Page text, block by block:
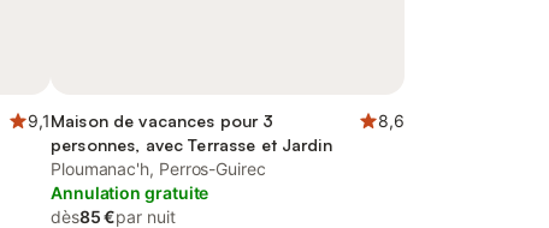
9,1Maison de vacances pour 3
personnes, avec Terrasse et Jardin
8,6
Ploumanac'h, Perros-Guirec
Annulation gratuite
dès85 €par nuit